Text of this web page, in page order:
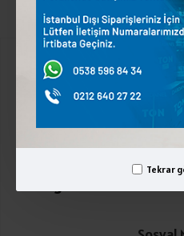
Tekrar
Kurumsal
Üyelik İşlemleri
İletişim